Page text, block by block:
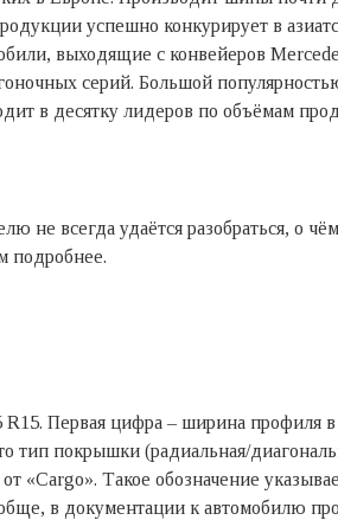
успешно конкурирует в
выходящие с конвейеров
серий. Большой
в десятку лидеров по объёмам
всегда удаётся разобраться, о
подробнее.
Первая цифра – ширина профиля
тип покрышки (радиальная/
«Cargo». Такое обозначение
в документации к автомобилю